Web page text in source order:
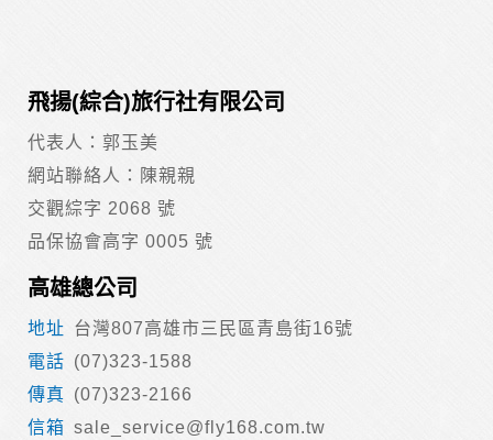
飛揚(綜合)旅行社有限公司
代表人：郭玉美
網站聯絡人：陳親親
交觀綜字 2068 號
品保協會高字 0005 號
高雄總公司
台灣807高雄市三民區青島街16號
(07)323-1588
(07)323-2166
sale_service@fly168.com.tw